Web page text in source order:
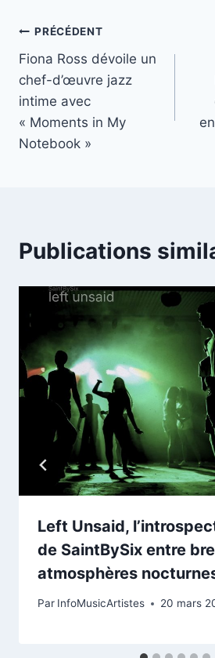
Navigation
de
l’article
PRÉCÉDENT
Fiona Ross dévoile un
chef-d’œuvre jazz
intime avec
« Moments in My
Notebook »
Publications
Left Unsaid,
de SaintBySix entre
atmosphères
Par InfoMusicArtistes 20 mars